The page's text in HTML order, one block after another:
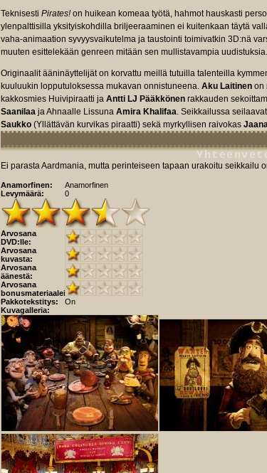
Teknisesti Pirates!on huikean komeaa työtä, hahmot hauskasti
ylenpalttisilla yksityiskohdilla briljeeraaminen ei kuitenkaan täytä
vaha-animaation syvyysvaikutelma ja taustointi toimivatkin 3D:nä
muuten esittelekään genreen mitään sen mullistavampia uudistuksia.
Originaalit ääninäyttelijät on korvattu meillä tutuilla talenteilla
kuuluukin lopputuloksessa mukavan onnistuneena. Aku Laitinen on
kakkosmies Huivipiraatti ja Antti LJ Pääkkönen rakkauden
Saanilaa ja Ahnaalle Lissuna Amira Khalifaa. Seikkailussa
Saukko (Yllättävän kurvikas piraatti) sekä myrkyllisen raivokas
Ei parasta Aardmania, mutta perinteiseen tapaan urakoitu seikkailu
Anamorfinen:
Anamorfinen
Levymäärä:
0
Arvosana
DVD:lle:
Arvosana
kuvasta:
Arvosana
äänestä:
Arvosana
bonusmateriaaleista:
Pakkotekstitys:
On
Kuvagalleria: